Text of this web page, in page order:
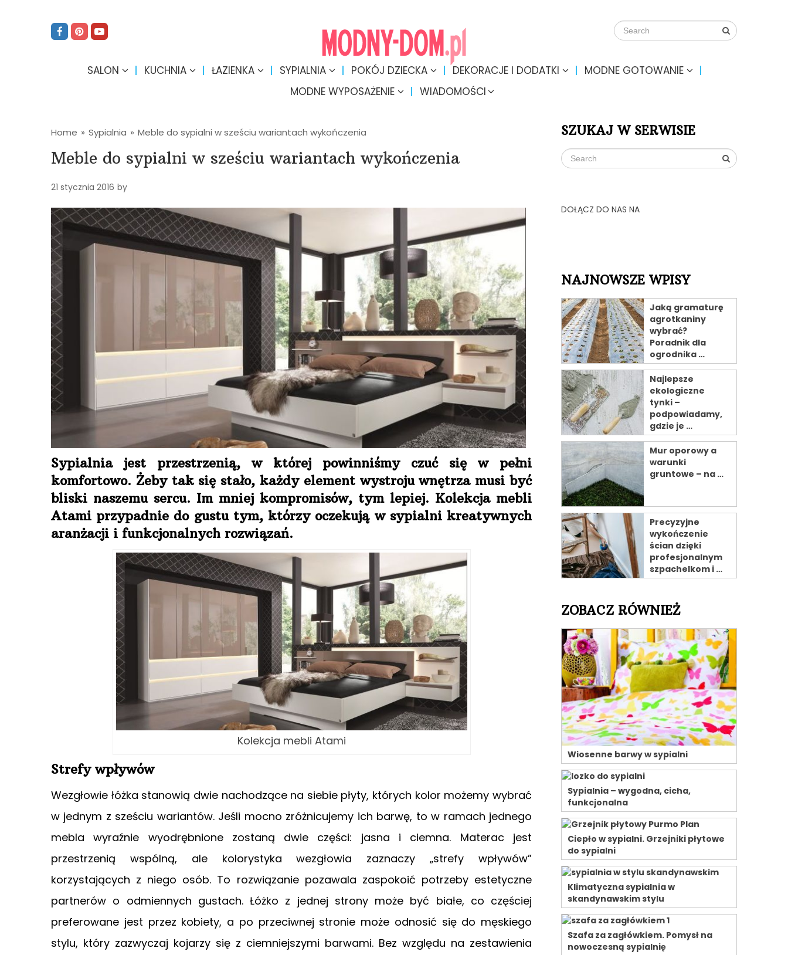
SALON KUCHNIA ŁAZIENKA SYPIALNIA POKÓJ DZIECKA DEKORACJE I DODATKI
MODNE GOTOWANIE
MODNE WYPOSAŻENIE
WIADOMOŚCI
Home » Sypialnia » Meble do sypialni w sześciu wariantach wykończenia
Meble do sypialni w sześciu wariantach wykończenia
21 stycznia 2016 by
Sypialnia jest przestrzenią, w której powinniśmy czuć się w pełni
komfortowo. Żeby tak się stało, każdy element wystroju wnętrza musi być
bliski naszemu sercu. Im mniej kompromisów, tym lepiej. Kolekcja mebli
Atami przypadnie do gustu tym, którzy oczekują w sypialni kreatywnych
aranżacji i funkcjonalnych rozwiązań.
Kolekcja mebli Atami
Strefy wpływów
Wezgłowie łóżka stanowią dwie nachodzące na siebie płyty, których kolor możemy wybrać
w jednym z sześciu wariantów. Jeśli mocno zróżnicujemy ich barwę, to w ramach jednego
mebla wyraźnie wyodrębnione zostaną dwie części: jasna i ciemna. Materac jest
przestrzenią wspólną, ale kolorystyka wezgłowia zaznaczy „strefy wpływów”
korzystających z niego osób. To rozwiązanie pozawala zaspokoić potrzeby estetyczne
partnerów o odmiennych gustach. Łóżko z jednej strony może być białe, co częściej
preferowane jest przez kobiety, a po przeciwnej stronie może odnosić się do męskiego
stylu, który zazwyczaj kojarzy się z ciemniejszymi barwami. Bez względu na zestawienia
SZUKAJ W SERWISIE
DOŁĄCZ DO NAS NA
NAJNOWSZE WPISY
Jaką gramaturę
agrotkaniny
wybrać?
Poradnik dla
ogrodnika …
Najlepsze
ekologiczne
tynki –
podpowiadamy,
gdzie je …
Mur oporowy a
warunki
gruntowe – na …
Precyzyjne
wykończenie
ścian dzięki
profesjonalnym
szpachelkom i …
ZOBACZ RÓWNIEŻ
Wiosenne barwy w sypialni
Sypialnia – wygodna, cicha,
funkcjonalna
Ciepło w sypialni. Grzejniki płytowe
do sypialni
Klimatyczna sypialnia w
skandynawskim stylu
Szafa za zagłówkiem. Pomysł na
nowoczesną sypialnię